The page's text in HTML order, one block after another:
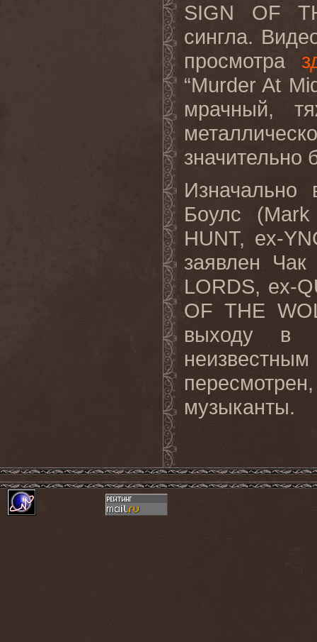
SIGN OF
сингла.
просмотра
“Murder At
мрачный,
значительно
Боулс
HUNT, ex-
заявлен
LORDS, ex-
OF THE
выходу в
музыканты.